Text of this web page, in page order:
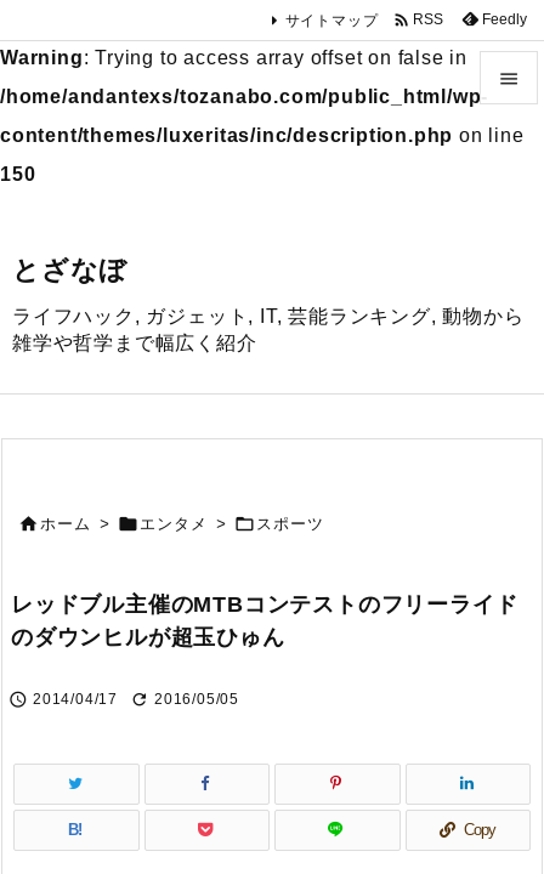
Warning: Trying to access array offset on false in
/home/andantexs/tozanabo.com/public_html/wp-
content/themes/luxeritas/inc/description.php on line
150
とざなぼ
ライフハック, ガジェット, IT, 芸能ランキング, 動物から
雑学や哲学まで幅広く紹介


前へ
サイトマップ  RSS Feedly
ホーム >  エンタメ >  スポーツ
レッドブル主催のMTBコンテストのフリーライド
のダウンヒルが超玉ひゅん
 2014/04/17  2016/05/05
B! Copy